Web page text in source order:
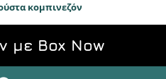
κομπινεζόν
με Box Now